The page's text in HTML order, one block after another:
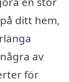
ditt hem,
av
för